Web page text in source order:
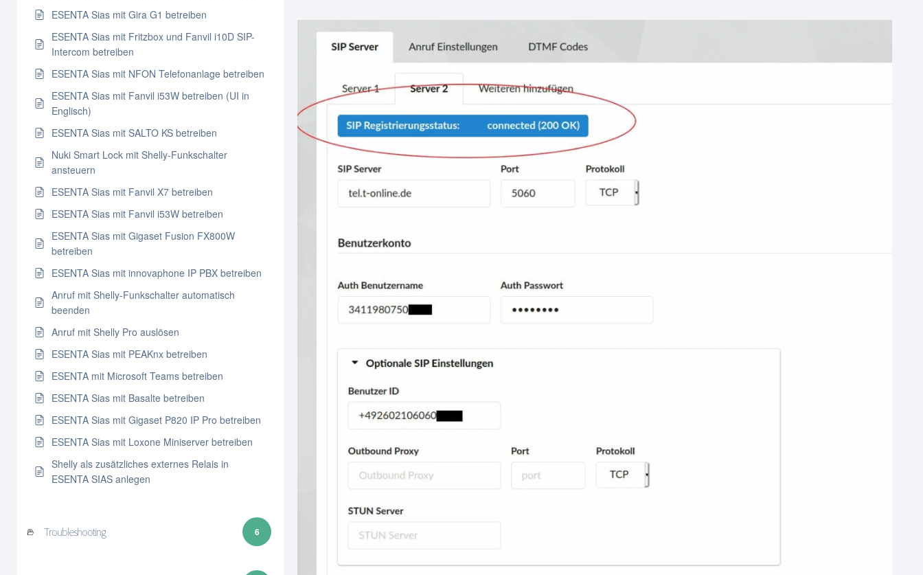
ESENTA Sias mit Gira G1 betreiben
ESENTA Sias mit Fritzbox und Fanvil i10D SIP-
Intercom betreiben
ESENTA Sias mit NFON Telefonanlage betreiben
ESENTA Sias mit Fanvil i53W betreiben (UI in
Englisch)
ESENTA Sias mit SALTO KS betreiben
Nuki Smart Lock mit Shelly-Funkschalter
ansteuern
ESENTA Sias mit Fanvil X7 betreiben
ESENTA Sias mit Fanvil i53W betreiben
ESENTA Sias mit Gigaset Fusion FX800W
betreiben
ESENTA Sias mit innovaphone IP PBX betreiben
Anruf mit Shelly-Funkschalter automatisch
beenden
Anruf mit Shelly Pro auslösen
ESENTA Sias mit PEAKnx betreiben
ESENTA mit Microsoft Teams betreiben
ESENTA Sias mit Basalte betreiben
ESENTA Sias mit Gigaset P820 IP Pro betreiben
ESENTA Sias mit Loxone Miniserver betreiben
Shelly als zusätzliches externes Relais in
ESENTA SIAS anlegen
Troubleshooting 6